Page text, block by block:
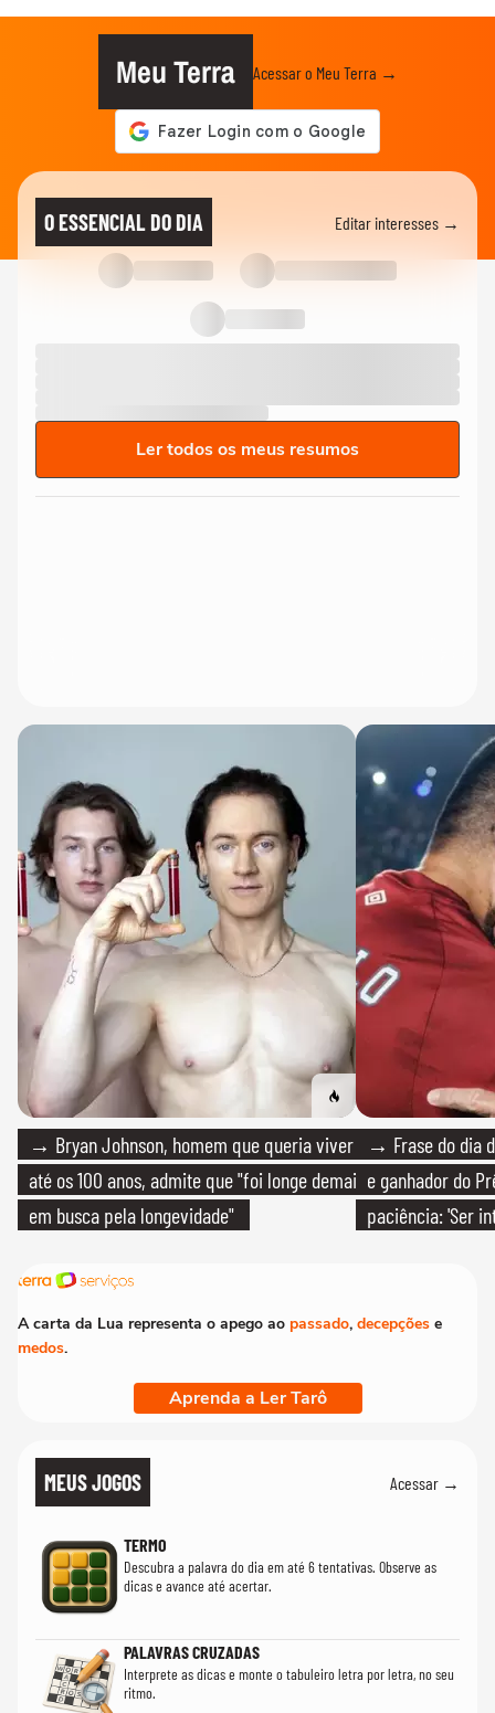
Meu Terra Acessar o Meu Terra →
O ESSENCIAL DO DIA Editar interesses →
Ler todos os meus resumos
→ Bryan Johnson, homem que queria viver
até os 100 anos, admite que "foi longe demais
em busca pela longevidade"
→ Frase do dia
e ganhador do
paciência: 'Ser
A carta da Lua representa o apego ao passado, decepções e
medos.
Aprenda a Ler Tarô
MEUS JOGOS Acessar →
TERMO
Descubra a palavra do dia em até 6 tentativas. Observe as
dicas e avance até acertar.
PALAVRAS CRUZADAS
Interprete as dicas e monte o tabuleiro letra por letra, no seu
ritmo.